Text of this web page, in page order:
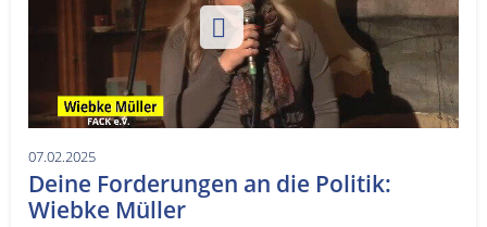
07.02.2025
Deine Forderungen an die Politik:
Wiebke Müller